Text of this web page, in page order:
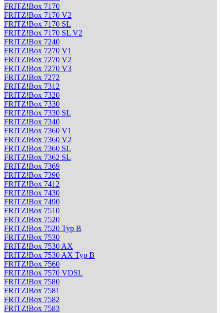
FRITZ!Box 7170
FRITZ!Box 7170 V2
FRITZ!Box 7170 SL
FRITZ!Box 7170 SL V2
FRITZ!Box 7240
FRITZ!Box 7270 V1
FRITZ!Box 7270 V2
FRITZ!Box 7270 V3
FRITZ!Box 7272
FRITZ!Box 7312
FRITZ!Box 7320
FRITZ!Box 7330
FRITZ!Box 7330 SL
FRITZ!Box 7340
FRITZ!Box 7360 V1
FRITZ!Box 7360 V2
FRITZ!Box 7360 SL
FRITZ!Box 7362 SL
FRITZ!Box 7369
FRITZ!Box 7390
FRITZ!Box 7412
FRITZ!Box 7430
FRITZ!Box 7490
FRITZ!Box 7510
FRITZ!Box 7520
FRITZ!Box 7520 Typ B
FRITZ!Box 7530
FRITZ!Box 7530 AX
FRITZ!Box 7530 AX Typ B
FRITZ!Box 7560
FRITZ!Box 7570 VDSL
FRITZ!Box 7580
FRITZ!Box 7581
FRITZ!Box 7582
FRITZ!Box 7583